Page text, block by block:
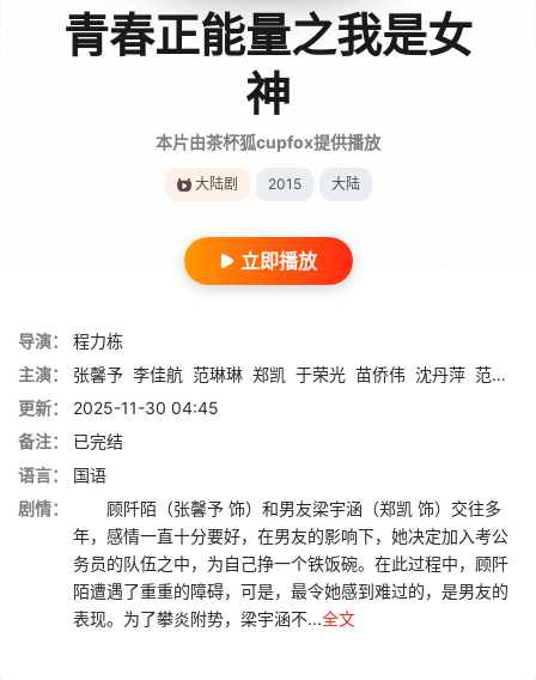
青春正能量之我是女
神
本片由茶杯狐cupfox提供播放
大陆剧 2015 大陆
立即播放
导演：
程力栋
主演：
张馨予 李佳航 范琳琳 郑凯 于荣光 苗侨伟 沈丹萍 范明
更新：
2025-11-30 04:45
备注：
已完结
语言：
国语
剧情：
顾阡陌（张馨予 饰）和男友梁宇涵（郑凯 饰）交往多
年，感情一直十分要好，在男友的影响下，她决定加入考公
务员的队伍之中，为自己挣一个铁饭碗。在此过程中，顾阡
陌遭遇了重重的障碍，可是，最令她感到难过的，是男友的
表现。为了攀炎附势，梁宇涵不...全文